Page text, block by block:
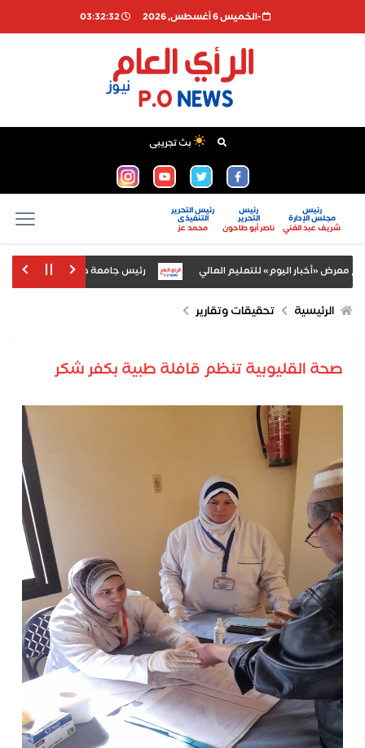
-الخميس 6 أغسطس, 2026 03:32:33
بث تجريبى
رئيس
مجلس الإدارة
شريف عبد الغني
رئيس
التحرير
ناصر أبو طاحون
رئيس التحرير
التنفيذى
محمد عز
«أخبار اليوم» للتعليم العالي رئيس جامعة طنطا يهنئ الدكتور سامي
الرئيسية تحقيقات وتقارير
صحة القليوبية تنظم قافلة طبية بكفر شكر